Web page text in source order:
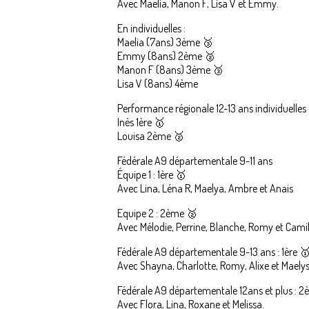
Avec Maelia, Manon F, Lisa V et Emmy.
En individuelles :
Maelia (7ans) 3ème 🥉
Emmy (8ans) 2ème 🥈
Manon F (8ans) 3ème 🥉
Lisa V (8ans) 4ème
Performance régionale 12-13 ans individuelles :
Inès 1ère 🥇
Louisa 2ème 🥈
Fédérale A9 départementale 9-11 ans
Équipe 1 : 1ère 🥇
Avec Lina, Léna R, Maelya, Ambre et Anais
Equipe 2 : 2ème 🥈
Avec Mélodie, Perrine, Blanche, Romy et
Fédérale A9 départementale 9-13 ans : 1ère 🥇
Avec Shayna, Charlotte, Romy, Alixe et
Fédérale A9 départementale 12ans et plus :
Avec Flora, Lina, Roxane et Melissa.